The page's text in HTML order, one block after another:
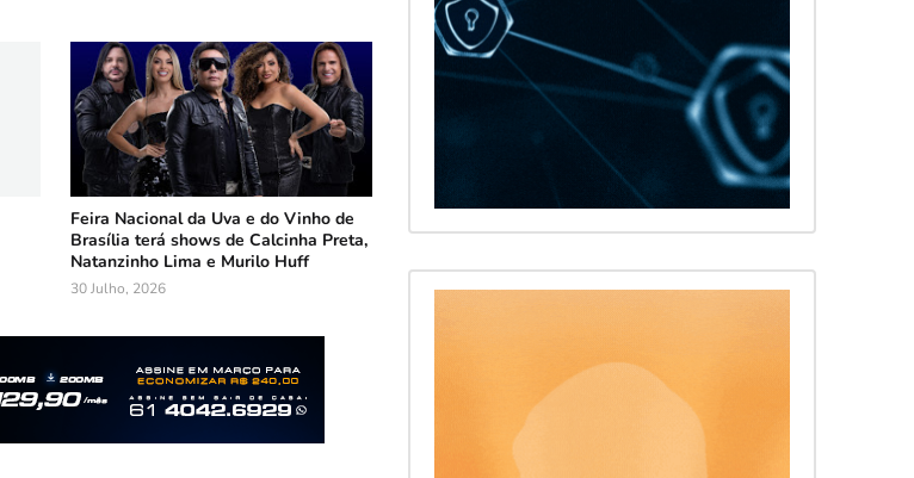
Feira Nacional da Uva e do Vinho de
Brasília terá shows de Calcinha Preta,
Natanzinho Lima e Murilo Huff
30 Julho, 2026